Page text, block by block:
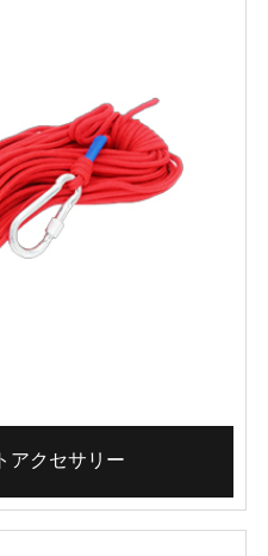
アクセサリー